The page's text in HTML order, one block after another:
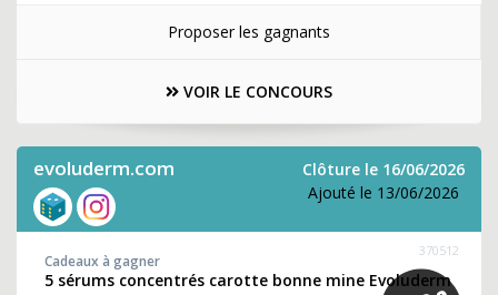
Proposer les gagnants
VOIR LE CONCOURS
evoluderm.com
Clôture le 16/06/2026
Ajouté le 13/06/2026
370512
Cadeaux à gagner
5 sérums concentrés carotte bonne mine Evoluderm